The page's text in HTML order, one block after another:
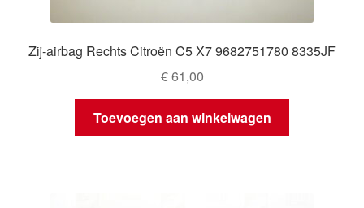
Zij-airbag Rechts Citroën C5 X7 9682751780 8335JF
€61,00
Toevoegen aan winkelwagen